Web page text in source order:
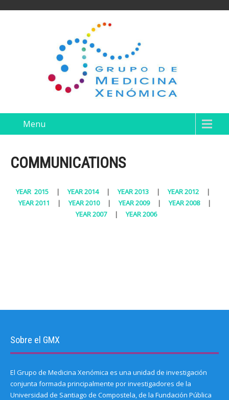
Menu
COMMUNICATIONS
YEAR 2015 |YEAR 2014|YEAR 2013 |YEAR 2012 |
YEAR 2011 |YEAR 2010 |YEAR 2009|YEAR 2008|
YEAR 2007|YEAR 2006
Sobre el GMX
El Grupo de Medicina Xenómica es una unidad de investigación
conjunta formada principalmente por investigadores de la
Universidad de Santiago de Compostela, de la Fundación Pública